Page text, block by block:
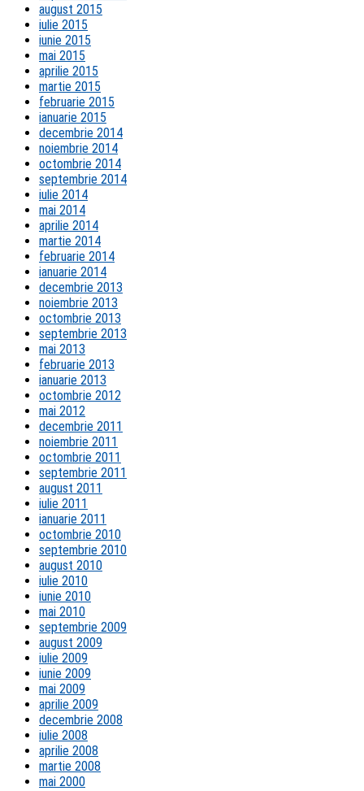
august 2015
iulie 2015
iunie 2015
mai 2015
aprilie 2015
martie 2015
februarie 2015
ianuarie 2015
decembrie 2014
noiembrie 2014
octombrie 2014
septembrie 2014
iulie 2014
mai 2014
aprilie 2014
martie 2014
februarie 2014
ianuarie 2014
decembrie 2013
noiembrie 2013
octombrie 2013
septembrie 2013
mai 2013
februarie 2013
ianuarie 2013
octombrie 2012
mai 2012
decembrie 2011
noiembrie 2011
octombrie 2011
septembrie 2011
august 2011
iulie 2011
ianuarie 2011
octombrie 2010
septembrie 2010
august 2010
iulie 2010
iunie 2010
mai 2010
septembrie 2009
august 2009
iulie 2009
iunie 2009
mai 2009
aprilie 2009
decembrie 2008
iulie 2008
aprilie 2008
martie 2008
mai 2000